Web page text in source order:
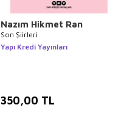
Nazım Hikmet Ran
Son Şiirleri
Yapı Kredi Yayınları
350,00 TL